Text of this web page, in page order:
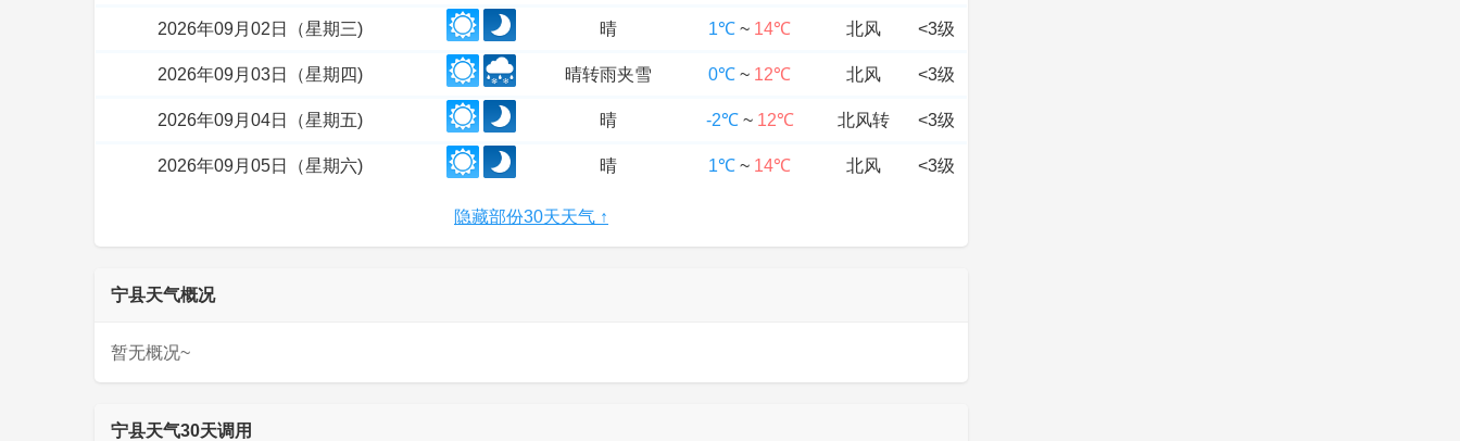
2026年09月02日（星期三) 晴 1℃ ~ 14℃ 北风 <3级
2026年09月03日（星期四) 晴转雨夹雪 0℃ ~ 12℃ 北风 <3级
2026年09月04日（星期五) 晴 -2℃~ 12℃ 北风转 <3级
2026年09月05日（星期六) 晴 1℃ ~ 14℃ 北风 <3级
隐藏部份30天天气 ↑
宁县天气概况
暂无概况~
宁县天气30天调用